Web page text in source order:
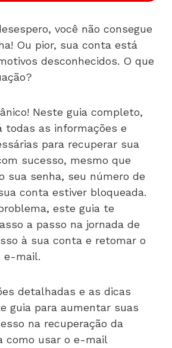
você não consegue
Ou pior, sua conta está
desconhecidos. O que
Neste guia completo,
todas as informações e
para recuperar sua
sucesso, mesmo que
sua senha, seu número de
conta estiver bloqueada.
este guia te
a passo na jornada de
à sua conta e retomar o
e-mail.
detalhadas e as dicas
guia para aumentar suas
na recuperação da
como usar o e-mail